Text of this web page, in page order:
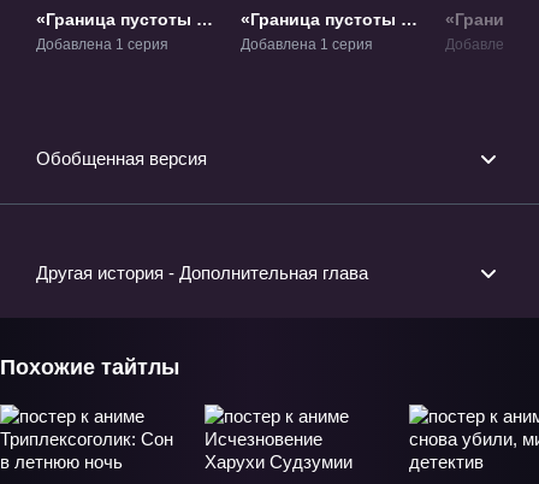
«Граница пустоты 1:
Вид с высоты»
Добавлена 1 серия
«Граница пустоты 2:
Теория убийства -
Добавлена 1 серия
«Граница
Добавлена 1
Обобщенная версия
Другая история - Дополнительная глава
Похожие тайтлы